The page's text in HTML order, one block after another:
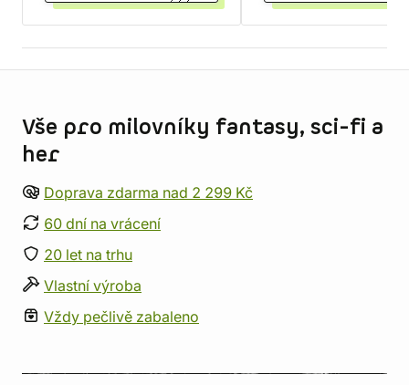
Vše pro milovníky fantasy, sci-fi a
her
Doprava zdarma nad 2 299 Kč
60 dní na vrácení
20 let na trhu
Vlastní výroba
Vždy pečlivě zabaleno